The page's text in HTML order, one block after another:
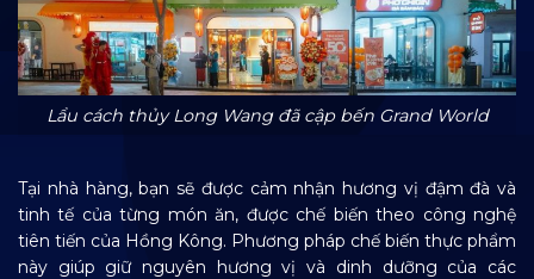
Lẩu cách thủy Long Wang đã cập bến Grand World
Tại nhà hàng, bạn sẽ được cảm nhận hương vị đậm đà và
tinh tế của từng món ăn, được chế biến theo công nghệ
tiên tiến của Hồng Kông. Phương pháp chế biến thực phẩm
này giúp giữ nguyên hương vị và dinh dưỡng của các